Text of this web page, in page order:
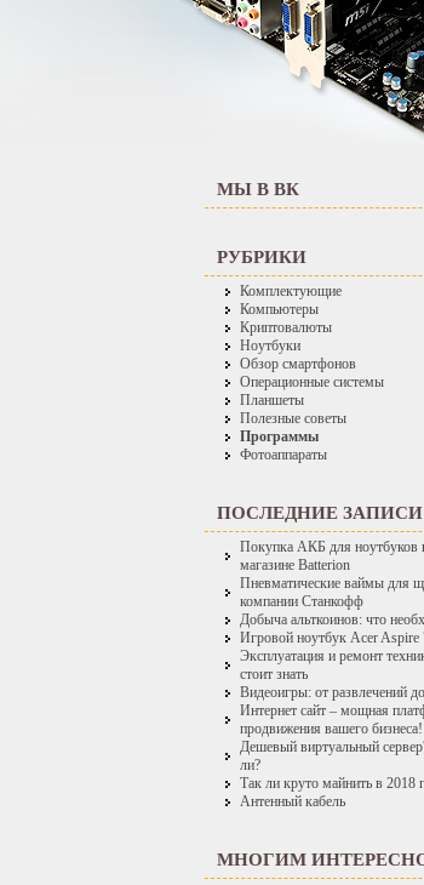
МЫ В ВК
РУБРИКИ
Комплектующие
Компьютеры
Криптовалюты
Ноутбуки
Обзор смартфонов
Операционные системы
Планшеты
Полезные советы
Программы
Фотоаппараты
ПОСЛЕДНИЕ ЗАПИСИ
Покупка АКБ для ноутбуков
магазине Batterion
Пневматические ваймы для
компании Станкофф
Добыча альткоинов: что
Игровой ноутбук Acer Aspire
Эксплуатация и ремонт
стоит знать
Видеоигры: от развлечений
Интернет сайт – мощная
продвижения вашего бизнеса!
Дешевый виртуальный
ли?
Так ли круто майнить в 2018
Антенный кабель
МНОГИМ